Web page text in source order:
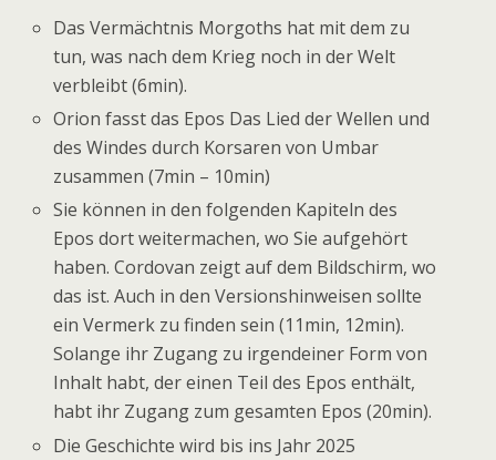
Das Vermächtnis Morgoths hat mit dem zu
tun, was nach dem Krieg noch in der Welt
verbleibt (6min).
Orion fasst das Epos Das Lied der Wellen und
des Windes durch Korsaren von Umbar
zusammen (7min – 10min)
Sie können in den folgenden Kapiteln des
Epos dort weitermachen, wo Sie aufgehört
haben. Cordovan zeigt auf dem Bildschirm, wo
das ist. Auch in den Versionshinweisen sollte
ein Vermerk zu finden sein (11min, 12min).
Solange ihr Zugang zu irgendeiner Form von
Inhalt habt, der einen Teil des Epos enthält,
habt ihr Zugang zum gesamten Epos (20min).
Die Geschichte wird bis ins Jahr 2025